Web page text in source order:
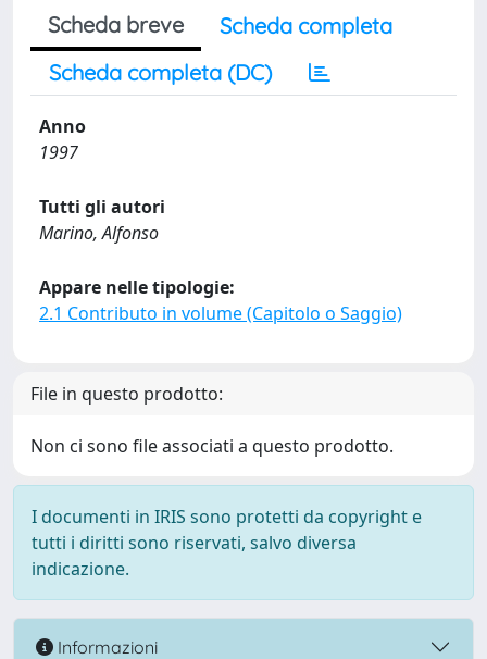
Scheda breve
Scheda completa
Scheda completa (DC)
Anno
1997
Tutti gli autori
Marino, Alfonso
Appare nelle tipologie:
2.1 Contributo in volume (Capitolo o Saggio)
File in questo prodotto:
Non ci sono file associati a questo prodotto.
I documenti in IRIS sono protetti da copyright e
tutti i diritti sono riservati, salvo diversa
indicazione.
Informazioni